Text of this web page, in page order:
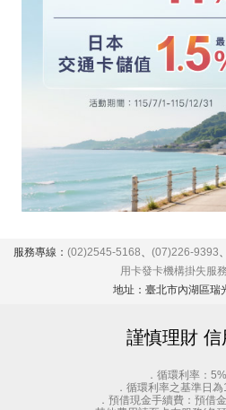
服務專線： (02)2545-5168 (07)226-9393
用卡發卡機構掛失服
地址：臺北市內湖區瑞
謹慎理財 信
．循環利率：
．循環利率之基準日
．預借現金手續費：預借